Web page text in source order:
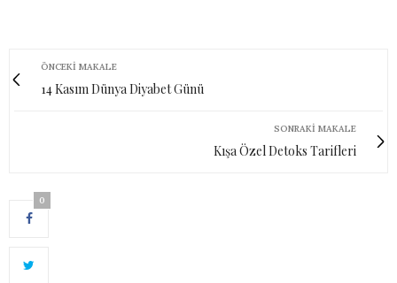
ÖNCEKI MAKALE
14 Kasım Dünya Diyabet Günü
SONRAKI MAKALE
Kışa Özel Detoks Tarifleri
0